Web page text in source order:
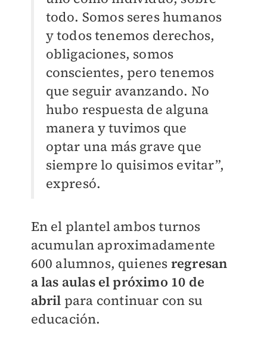
todo. Somos seres humanos
y todos tenemos derechos,
obligaciones, somos
conscientes, pero tenemos
que seguir avanzando. No
hubo respuesta de alguna
manera y tuvimos que
optar una más grave que
siempre lo quisimos evitar”,
expresó.
En el plantel ambos turnos
acumulan aproximadamente
600 alumnos, quienes regresan
a las aulas el próximo 10 de
abril para continuar con su
educación.